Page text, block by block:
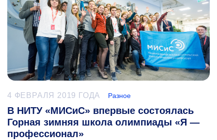
4 ФЕВРАЛЯ 2019 ГОДА Разное
В НИТУ «МИСиС» впервые состоялась
Горная зимняя школа олимпиады «Я —
профессионал»